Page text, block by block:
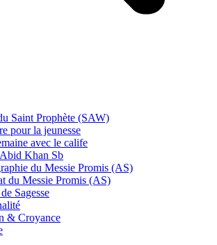
Saint Prophète (SAW)
pour la jeunesse
avec le calife
Khan Sb
du Messie Promis (AS)
du Messie Promis (AS)
Sagesse
& Croyance